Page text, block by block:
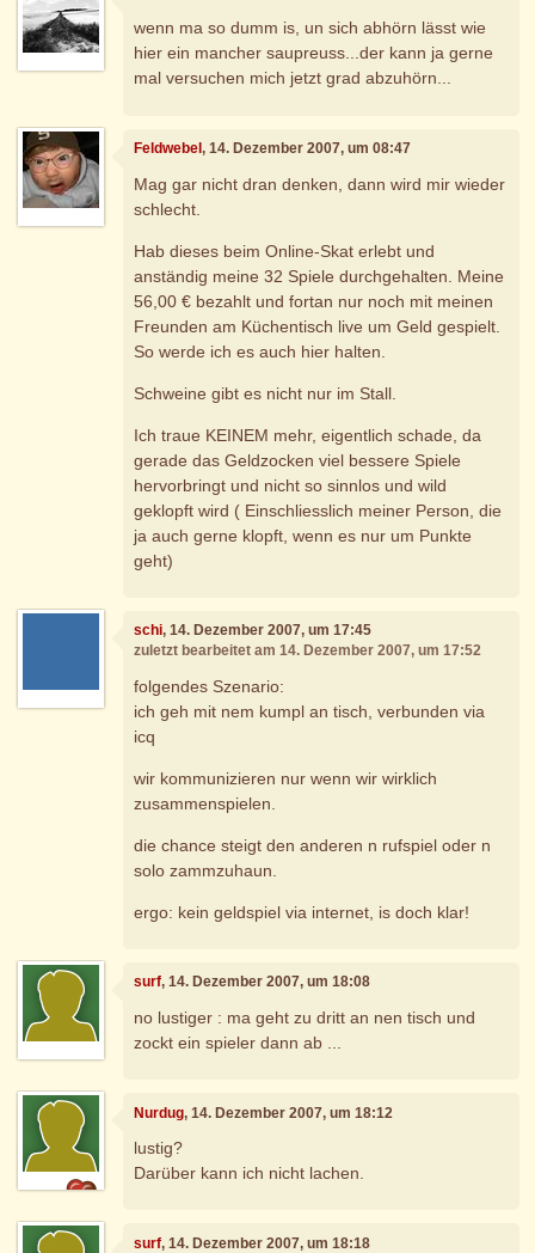
wenn ma so dumm is, un sich abhörn lässt wie
hier ein mancher saupreuss...der kann ja gerne
mal versuchen mich jetzt grad abzuhörn...
Feldwebel, 14. Dezember 2007, um 08:47
Mag gar nicht dran denken, dann wird mir wieder
schlecht.
Hab dieses beim Online-Skat erlebt und
anständig meine 32 Spiele durchgehalten. Meine
56,00 € bezahlt und fortan nur noch mit meinen
Freunden am Küchentisch live um Geld gespielt.
So werde ich es auch hier halten.
Schweine gibt es nicht nur im Stall.
Ich traue KEINEM mehr, eigentlich schade, da
gerade das Geldzocken viel bessere Spiele
hervorbringt und nicht so sinnlos und wild
geklopft wird ( Einschliesslich meiner Person, die
ja auch gerne klopft, wenn es nur um Punkte
geht)
schi, 14. Dezember 2007, um 17:45
zuletzt bearbeitet am 14. Dezember 2007, um 17:52
folgendes Szenario:
ich geh mit nem kumpl an tisch, verbunden via
icq
wir kommunizieren nur wenn wir wirklich
zusammenspielen.
die chance steigt den anderen n rufspiel oder n
solo zammzuhaun.
ergo: kein geldspiel via internet, is doch klar!
surf, 14. Dezember 2007, um 18:08
no lustiger : ma geht zu dritt an nen tisch und
zockt ein spieler dann ab ...
Nurdug, 14. Dezember 2007, um 18:12
lustig?
Darüber kann ich nicht lachen.
surf, 14. Dezember 2007, um 18:18